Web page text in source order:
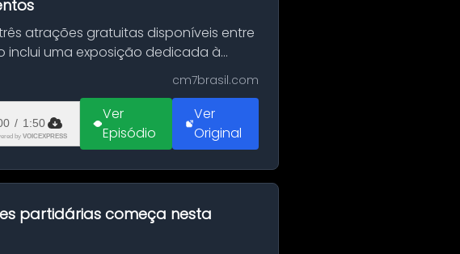
atrações gratuitas disponíveis entre
inclui uma exposição dedicada à
cm7brasil.com
/ 1:50
by VOICEXPRESS
Ver
Episódio
Ver
Original
partidárias começa nesta